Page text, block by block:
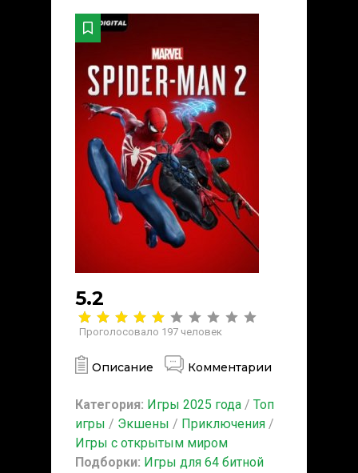
5.2
Проголосовало 197 человек
Описание Комментарии
Категория: Игры 2025 года / Топ
игры / Экшены / Приключения /
Игры с открытым миром
Подборки: Игры для 64 битной